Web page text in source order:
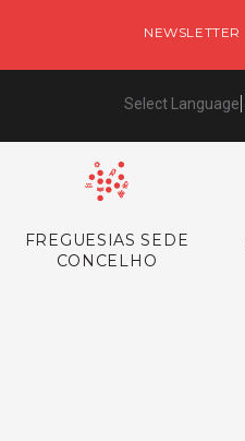
NEWSLETTER
Select Language
FREGUESIAS SEDE
CONCELHO